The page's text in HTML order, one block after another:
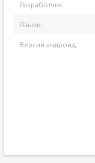
Разработчик:
Языки:
Версия андроид: